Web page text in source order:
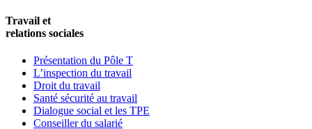
Travail et
relations sociales
Présentation du Pôle T
L’inspection du travail
Droit du travail
Santé sécurité au travail
Dialogue social et les TPE
Conseiller du salarié